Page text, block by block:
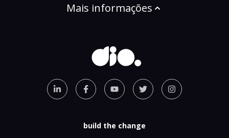
Mais informações
build the change